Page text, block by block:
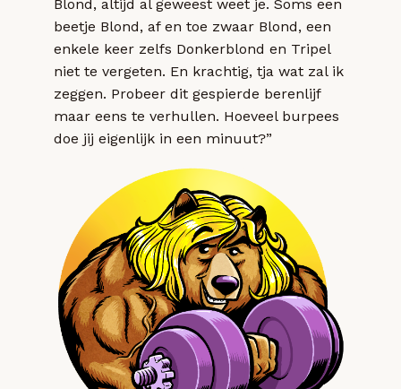
Blond, altijd al geweest weet je. Soms een
beetje Blond, af en toe zwaar Blond, een
enkele keer zelfs Donkerblond en Tripel
niet te vergeten. En krachtig, tja wat zal ik
zeggen. Probeer dit gespierde berenlijf
maar eens te verhullen. Hoeveel burpees
doe jij eigenlijk in een minuut?”